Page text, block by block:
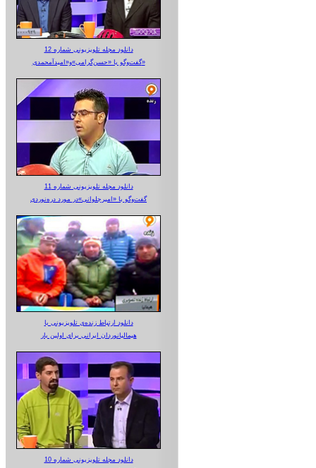
دانلود مجله تلویزیونی شماره 12
گفت‌وگو با «حسن‌گرامی»و«امیدآمحمدی»
دانلود مجله تلویزیونی شماره 11
گفت‌وگو با «امیرجلوانی»در مورد دره‌نوردی
دانلود ارتباط زنده‌ی تلویزیونی‌ با
هیمالیانوردان ایرانی برای اولین بار
دانلود مجله تلویزیونی شماره 10